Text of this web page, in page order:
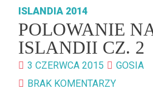
ISLANDIA 2014
POLOWANIE
ISLANDII CZ. 2
3 CZERWCA 2015
GOSIA
BRAK KOMENTARZY